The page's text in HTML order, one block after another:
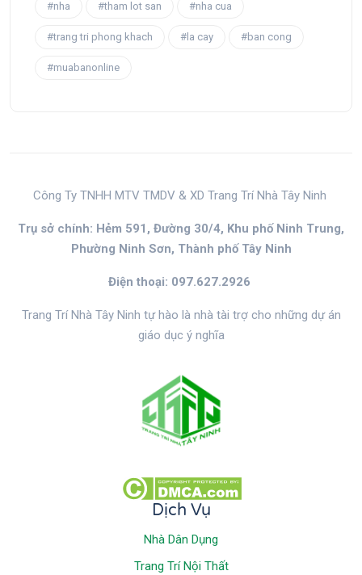
#nha #tham lot san #nha cua
#trang tri phong khach #la cay #ban cong
#muabanonline
Công Ty TNHH MTV TMDV & XD Trang Trí Nhà Tây Ninh
Trụ sở chính: Hẻm 591, Đường 30/4, Khu phố Ninh Trung,
Phường Ninh Sơn, Thành phố Tây Ninh
Điện thoại: 097.627.2926
Trang Trí Nhà Tây Ninh tự hào là nhà tài trợ cho những dự án
giáo dục ý nghĩa
Dịch Vụ
Nhà Dân Dụng
Trang Trí Nội Thất